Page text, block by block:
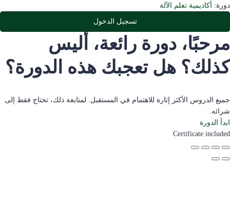
دورة: أكاديمية تعلم الآلة
تسجيل الدخول
مرحبًا، دورة رائعة، أليس
كذلك؟ هل تعجبك هذه الدورة؟
جميع الدروس الأكثر إثارة للاهتمام في المستقبل. لمتابعة ذلك، تحتاج فقط إلى
شرائه.
ابدأ الدورة
Certificate included